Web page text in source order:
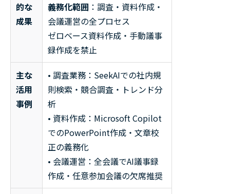
的な
成果
義務化範囲 ：調査・資料作成・
会議運営の全プロセス
ゼロベース資料作成・手動議事
録作成を禁止
主な
活用
事例
• 調査業務：SeekAIでの社内規
則検索・競合調査・トレンド分
析
• 資料作成：Microsoft Copilot
でのPowerPoint作成・文章校
正の義務化
• 会議運営：全会議でAI議事録
作成・任意参加会議の欠席推奨